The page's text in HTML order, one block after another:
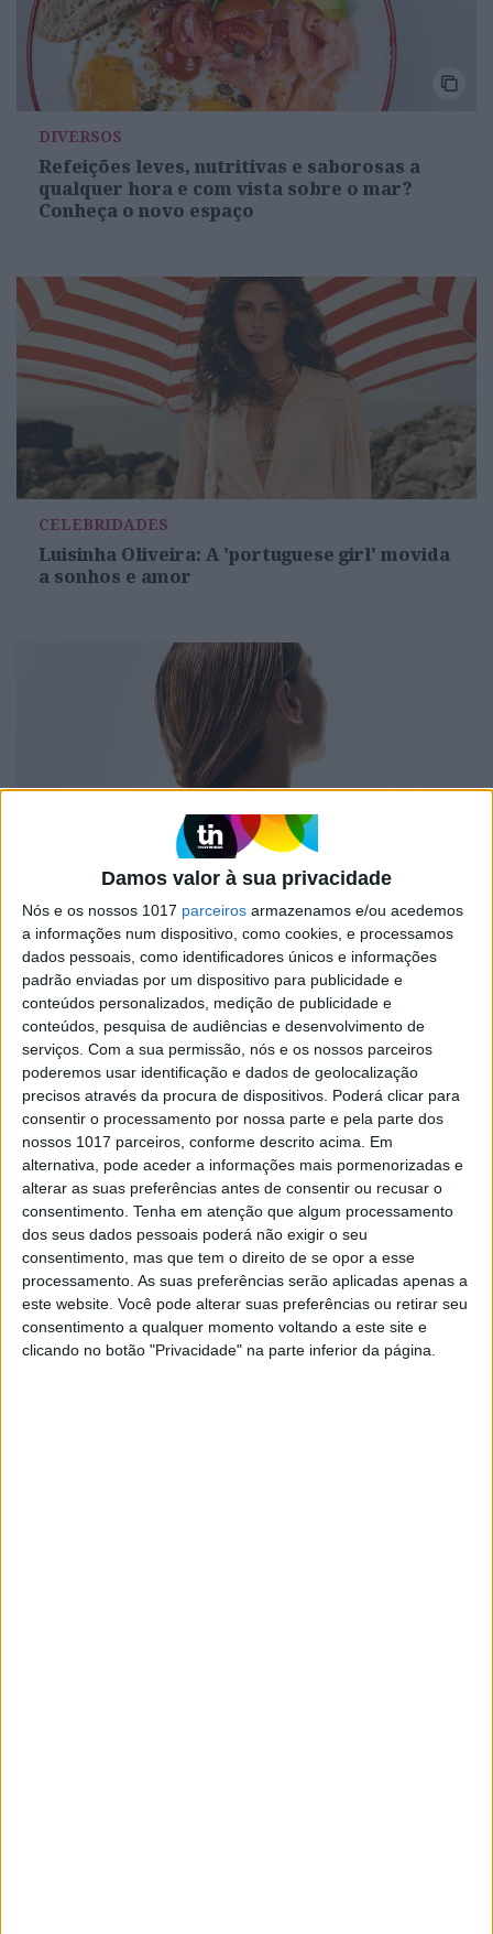
Damos valor à sua privacidade
Nós e os nossos 1017 parceiros armazenamos e/ou acedemos
a informações num dispositivo, como cookies, e processamos
dados pessoais, como identificadores únicos e informações
padrão enviadas por um dispositivo para publicidade e
conteúdos personalizados, medição de publicidade e
conteúdos, pesquisa de audiências e desenvolvimento de
serviços. Com a sua permissão, nós e os nossos parceiros
poderemos usar identificação e dados de geolocalização
precisos através da procura de dispositivos. Poderá clicar para
consentir o processamento por nossa parte e pela parte dos
nossos 1017 parceiros, conforme descrito acima. Em
alternativa, pode aceder a informações mais pormenorizadas e
alterar as suas preferências antes de consentir ou recusar o
consentimento. Tenha em atenção que algum processamento
dos seus dados pessoais poderá não exigir o seu
consentimento, mas que tem o direito de se opor a esse
processamento. As suas preferências serão aplicadas apenas a
este website. Você pode alterar suas preferências ou retirar seu
consentimento a qualquer momento voltando a este site e
clicando no botão "Privacidade" na parte inferior da página.
DIVERSOS
Refeições leves, nutritivas e saborosas a
qualquer hora e com vista sobre o mar?
Conheça o novo espaço
CELEBRIDADES
Luisinha Oliveira: A 'portuguese girl' movida
a sonhos e amor
#EMBELEZA
O segredo para um cabelo saudável no
verão e combater o trio que ameaça a sua
saúde: sol, sal e cloro
DIZ QUEM SABE
Melasma, machas e fotoenvelhecimento: o
que pode (e deve) ser evitado?